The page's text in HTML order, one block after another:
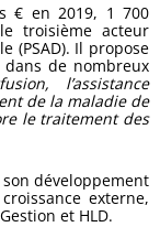
€ en 2019, 1 700
troisième acteur
(PSAD). Il propose
de nombreux
l’assistance
de la maladie de
le traitement des
développement
externe,
et HLD.